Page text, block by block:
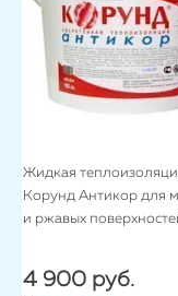
Жидкая
Корунд Антикор для
и ржавых
4 900 руб.